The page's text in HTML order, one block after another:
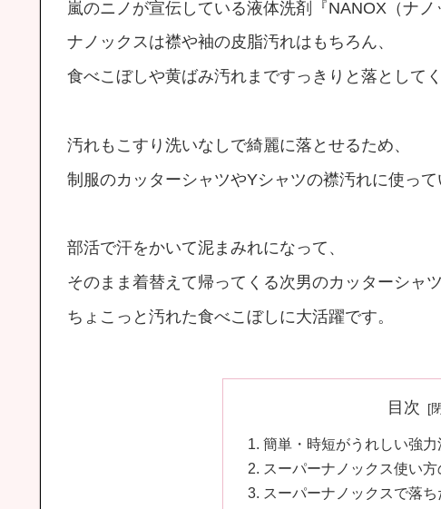
嵐のニノが宣伝している液体洗剤『NANOX（ナノ
ナノックスは襟や袖の皮脂汚れはもちろん、
食べこぼしや黄ばみ汚れまですっきりと落として
汚れもこすり洗いなしで綺麗に落とせるため、
制服のカッターシャツやYシャツの襟汚れに使って
部活で汗をかいて泥まみれになって、
そのまま着替えて帰ってくる次男のカッターシャツ
ちょこっと汚れた食べこぼしに大活躍です。
目次
簡単・時短がうれしい強
スーパーナノックス使い
スーパーナノックスで落